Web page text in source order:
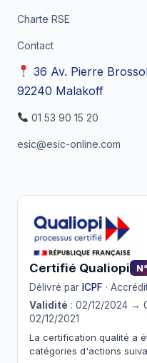
Charte RSE
Contact
36 Av. Pierre
92240 Malakoff
01 53 90 15 20
esic@esic-online.com
Certifié Qualiopi
Délivré par ICPF ·
Validité : 02/12/2024 →
02/12/2021
La certification qualité a
catégories d'actions